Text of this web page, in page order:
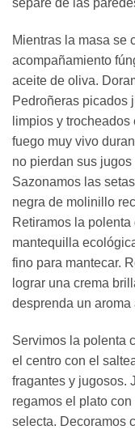
separe de las
Mientras la masa se
acompañamiento
aceite de oliva.
Pedroñeras picados
limpios y
fuego muy vivo
no pierdan sus
Sazonamos las
negra de molinillo
Retiramos la
mantequilla
fino para mantecar.
lograr una crema
desprenda un
Servimos la polenta
el centro con el
fragantes y jugosos.
regamos el plato
selecta. Decoramos